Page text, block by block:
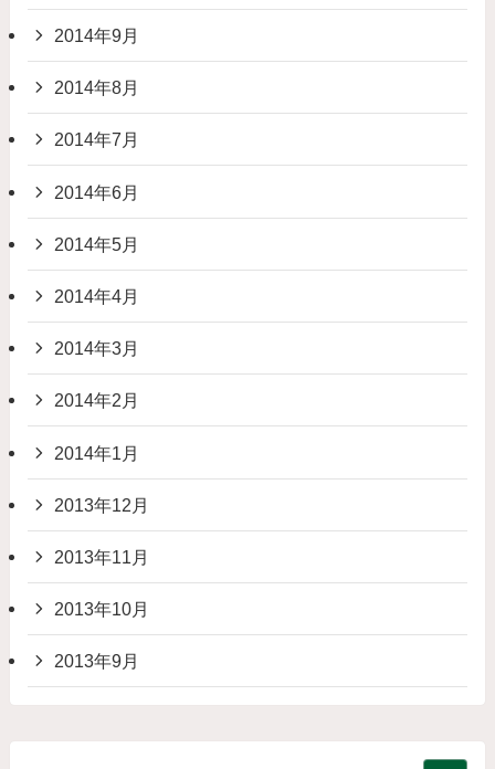
2014年9月
2014年8月
2014年7月
2014年6月
2014年5月
2014年4月
2014年3月
2014年2月
2014年1月
2013年12月
2013年11月
2013年10月
2013年9月